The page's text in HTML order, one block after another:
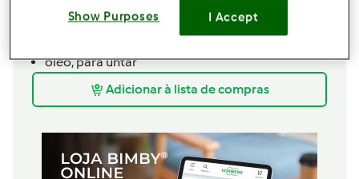
banana,madura
óleo,para untar
Adicionar à lista de compras
Show Purposes I Accept